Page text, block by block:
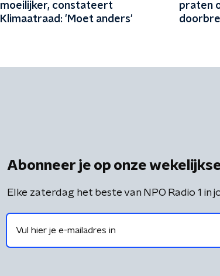
moeilijker, constateert
Klimaatraad: 'Moet anders'
praten
Abonneer je op onze
Elke zaterdag het beste van NPO Radio 1 in